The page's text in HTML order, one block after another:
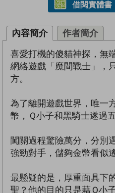
借閱實體書
內容簡介 作者簡介
喜愛打機的傻貓神探，無
網絡遊戲「魔間戰士」，
方。
為了離開遊戲世界，唯一
幣，Ｑ小子和黑騎士遂過
闖關過程驚險萬分，分別
強勁對手，儲夠金幣看
最懸疑的是，厚重面具下
聖？他的目的只是藉Ｑ小